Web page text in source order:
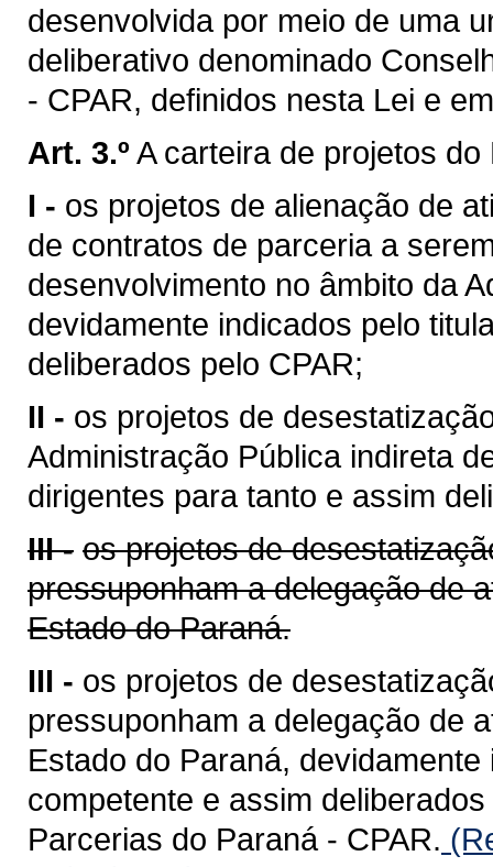
desenvolvida por meio de uma
deliberativo denominado
- CPAR, definidos nesta Lei e
Art. 3.º A carteira de projetos do
I - os projetos de alienação de
de contratos de parceria a
desenvolvimento no âmbito da
devidamente indicados pelo
deliberados pelo CPAR;
II - os projetos de
Administração Pública indireta
dirigentes para tanto e assim
III - os projetos de
pressuponham a delegação de
Estado do Paraná.
III - os projetos de
pressuponham a delegação de
Estado do Paraná,
competente e assim
Parcerias do Paraná - CPAR.